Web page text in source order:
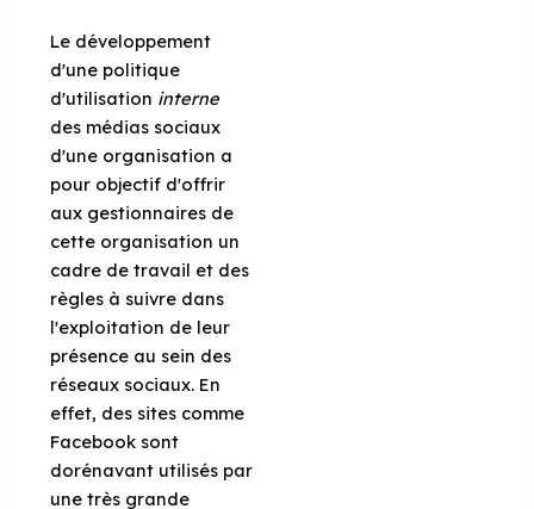
Le développement
d'une politique
d'utilisation interne
des médias sociaux
d'une organisation a
pour objectif d'offrir
aux gestionnaires de
cette organisation un
cadre de travail et des
règles à suivre dans
l'exploitation de leur
présence au sein des
réseaux sociaux. En
effet, des sites comme
Facebook sont
dorénavant utilisés par
une très grande